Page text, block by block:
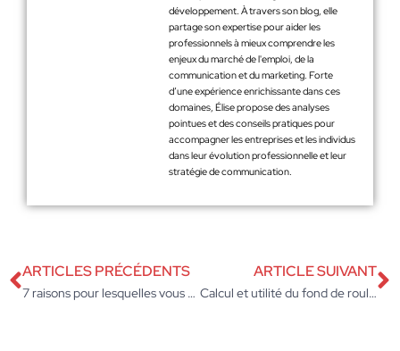
développement. À travers son blog, elle
partage son expertise pour aider les
professionnels à mieux comprendre les
enjeux du marché de l'emploi, de la
communication et du marketing. Forte
d’une expérience enrichissante dans ces
domaines, Élise propose des analyses
pointues et des conseils pratiques pour
accompagner les entreprises et les individus
dans leur évolution professionnelle et leur
stratégie de communication.
ARTICLES PRÉCÉDENTS
7 raisons pour lesquelles vous devriez tester à nouveau votre application
ARTICLE SUIVANT
Calcul et utilité du fond de roulement